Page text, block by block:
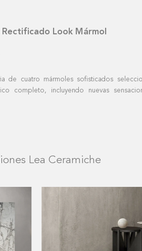
Look Mármol
de cuatro mármoles sofisticados
completo, incluyendo nuevas
Lea Ceramiche